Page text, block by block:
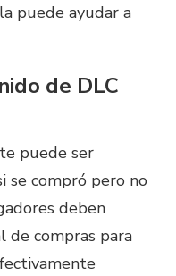
puede ayudar a
de DLC
puede ser
se compró pero no
deben
de compras para